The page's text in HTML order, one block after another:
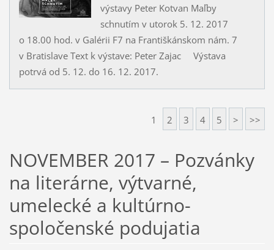
výstavy Peter Kotvan Maľby
schnutím v utorok 5. 12. 2017
o 18.00 hod. v Galérii F7 na Františkánskom nám. 7
v Bratislave Text k výstave: Peter Zajac Výstava
potrvá od 5. 12. do 16. 12. 2017.
1 2 3 4 5 > >>
NOVEMBER 2017 – Pozvánky
na literárne, výtvarné,
umelecké a kultúrno-
spoločenské podujatia